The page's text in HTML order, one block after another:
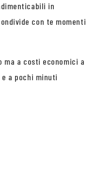
in
con te momenti
ma a costi economici a
e a pochi minuti